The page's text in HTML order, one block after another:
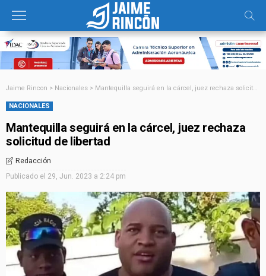
Jaime Rincon > Nacionales > Mantequilla seguirá en la cárcel, juez rechaza solicitud de libertad
NACIONALES
Mantequilla seguirá en la cárcel, juez rechaza
solicitud de libertad
Redacción
Publicado el 29, Jun. 2023 a 2:24 pm